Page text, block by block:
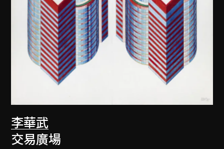
李華武
交易廣場